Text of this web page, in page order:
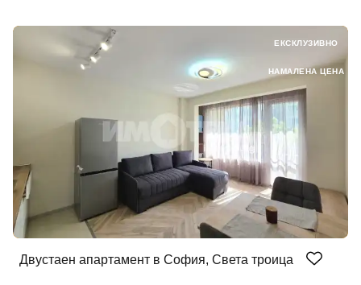
Двустаен апартамент в София, Света троица
ЕКСКЛУЗИВНО
НАМАЛЕНА ЦЕНА